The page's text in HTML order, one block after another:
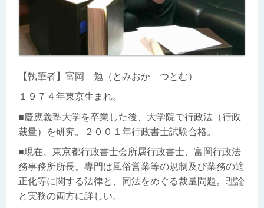
【執筆者】富岡 勉（とみおか つとむ）
１９７４年東京生まれ。
■慶應義塾大学を卒業した後、大学院で行政法（行政
裁量）を研究。２００１年行政書士試験合格。
■現在、東京都行政書士会所属行政書士、富岡行政法
務事務所所長。 専門は風俗営業等の規制及び業務の適
正化等に関する法律と、同法をめぐる裁量問題。理論
と実務の両方に詳しい。